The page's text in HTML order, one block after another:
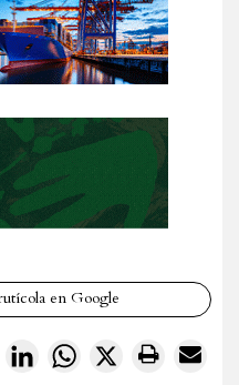
en Google
FacebookLinkedInWhatsApp
X